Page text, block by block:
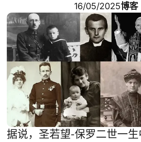
16/05/2025博客
据说，圣若望-保罗二世一